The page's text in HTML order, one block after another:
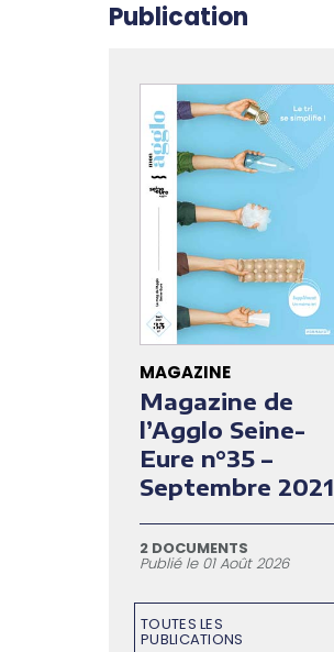
Publication
MAGAZINE
Magazine de
l’Agglo Seine-
Eure n°35 –
Septembre 2021
2 DOCUMENTS
Publié le 01 Août 2026
TOUTES LES
PUBLICATIONS